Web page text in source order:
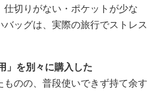
仕切りがない・ポケットが少な
ッグは、実際の旅行でストレス
」を別々に購入した
のの、普段使いできず持て余す